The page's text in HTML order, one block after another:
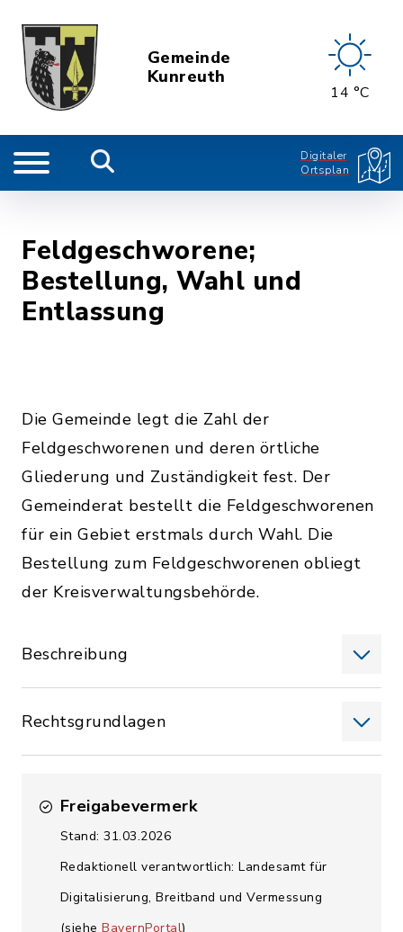
Gemeinde
Kunreuth
14 °C
Digitaler
Ortsplan
Feldgeschworene;
Bestellung, Wahl und
Entlassung
Die Gemeinde legt die Zahl der
Feldgeschworenen und deren örtliche
Gliederung und Zuständigkeit fest. Der
Gemeinderat bestellt die Feldgeschworenen
für ein Gebiet erstmals durch Wahl. Die
Bestellung zum Feldgeschworenen obliegt
der Kreisverwaltungsbehörde.
Beschreibung
Rechtsgrundlagen
Freigabevermerk
Stand: 31.03.2026
Redaktionell verantwortlich: Landesamt für
Digitalisierung, Breitband und Vermessung
(siehe BayernPortal)